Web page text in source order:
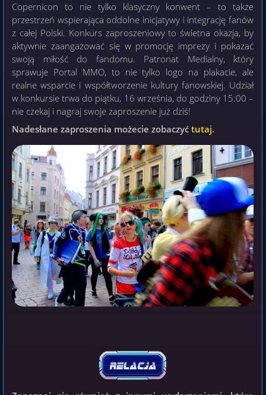
Copernicon to nie tylko klasyczny konwent – to także
przestrzeń wspierająca oddolne inicjatywy i integrację fanów
z całej Polski. Konkurs zaproszeniowy to świetna okazja, by
aktywnie zaangażować się w promocję imprezy i pokazać
swoją miłość do fandomu. Patronat Medialny, który
sprawuje Portal MMO, to nie tylko logo na plakacie, ale
realne wsparcie i współtworzenie kultury fanowskiej. Udział
w konkursie trwa do piątku, 16 września, do godziny 15:00 –
nie czekaj i nagraj swoje zaproszenie już dziś!
Nadesłane zaproszenia możecie zobaczyćtutaj.